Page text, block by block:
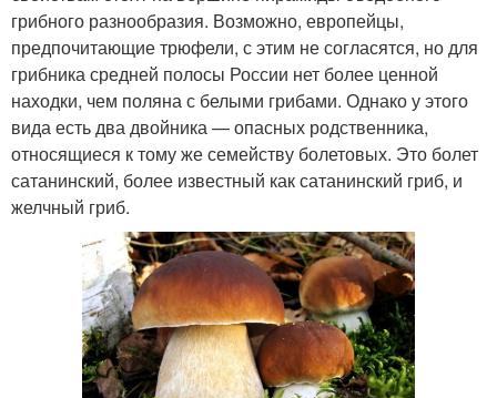
грибного разнообразия. Возможно, европейцы,
предпочитающие трюфели, с этим не согласятся, но для
грибника средней полосы России нет более ценной
находки, чем поляна с белыми грибами. Однако у этого
вида есть два двойника — опасных родственника,
относящиеся к тому же семейству болетовых. Это болет
сатанинский, более известный как сатанинский гриб, и
желчный гриб.